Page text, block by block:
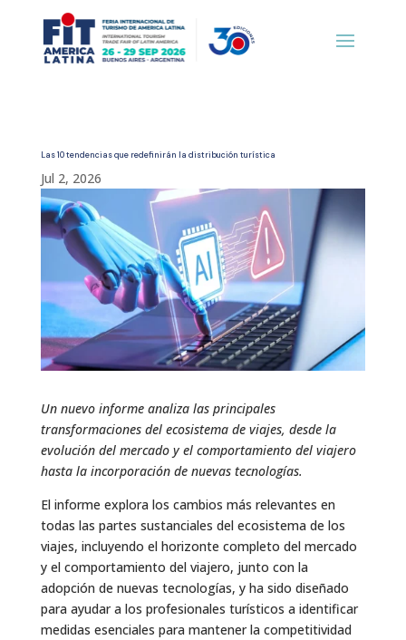
Las 10 tendencias que redefinirán la distribución turística
Jul 2, 2026
Un nuevo informe analiza las principales
transformaciones del ecosistema de viajes, desde la
evolución del mercado y el comportamiento del viajero
hasta la incorporación de nuevas tecnologías.
El informe explora los cambios más relevantes en
todas las partes sustanciales del ecosistema de los
viajes, incluyendo el horizonte completo del mercado
y el comportamiento del viajero, junto con la
adopción de nuevas tecnologías, y ha sido diseñado
para ayudar a los profesionales turísticos a identificar
medidas esenciales para mantener la competitividad